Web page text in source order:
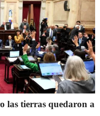
las tierras quedaron a